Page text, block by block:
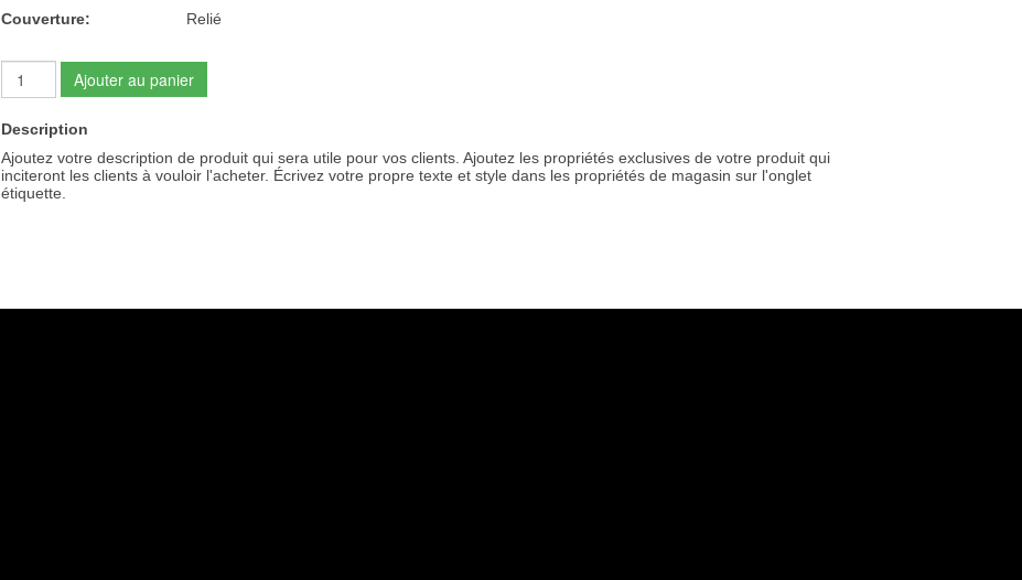
Couverture:
Relié
Ajouter au panier
Description
Ajoutez votre description de produit qui sera utile pour vos clients. Ajoutez les propriétés exclusives de votre produit qui
inciteront les clients à vouloir l'acheter. Écrivez votre propre texte et style dans les propriétés de magasin sur l'onglet
étiquette.